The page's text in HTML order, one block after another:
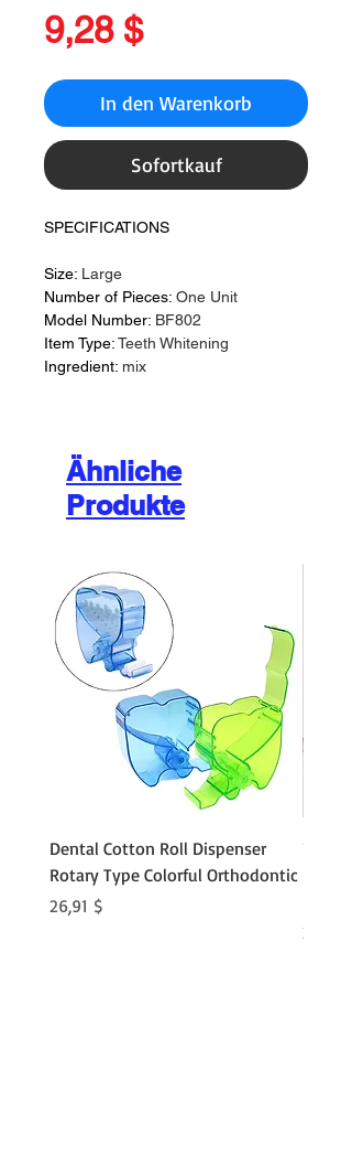
9,28 $Preis
In den Warenkorb
Sofortkauf
SPECIFICATIONS
Size: Large
Number of Pieces: One Unit
Model Number: BF802
Item Type:Teeth Whitening
Ingredient: mix
Ähnliche
Produkte
Dental Cotton Roll Dispenser
Rotary Type Colorful Orthodontic
Preis
26,91 $
Preis
21,86 $